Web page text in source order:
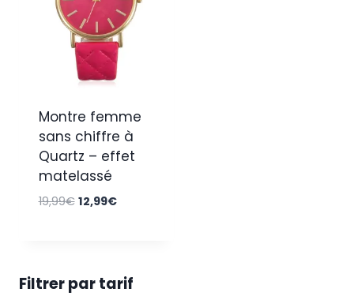
Montre femme
sans chiffre à
Quartz – effet
matelassé
19,99€ Le
12,99€Le
12,99€.
Filtrer par tarif